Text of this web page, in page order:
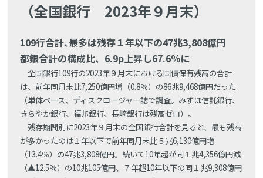
（全国銀行 2023年９月末）
109行合計､最多は残存１年以下の47兆3,808億円
都銀合計の構成比、6.9p上昇し67.6％に
全国銀行109行の2023年９月末における国債保有残高の合計
は、前年同月末比7,250億円増（0.8％）の86兆9,468億円だった
（単体ベース、ディスクロージャー誌で調査。みずほ信託銀行、
きらやか銀行、福邦銀行、長崎銀行は残高ゼロ）。
残存期間別に2023年９月末の全国銀行合計を見ると、最も残高
が多かったのは１年以下で前年同月末比５兆6,130億円増
（13.4％）の47兆3,808億円。続いて10年超が同１兆4,356億円減
（▲12.5％）の10兆105億円、７年超10年以下の同１兆9,308億円